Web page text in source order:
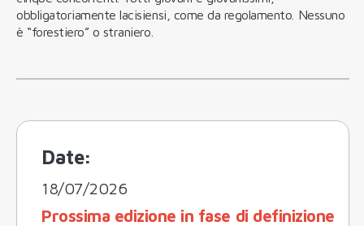
obbligatoriamente lacisiensi, come da regolamento. Nessuno
è “forestiero” o straniero.
Date:
18/07/2026
Prossima edizione in fase di definizione